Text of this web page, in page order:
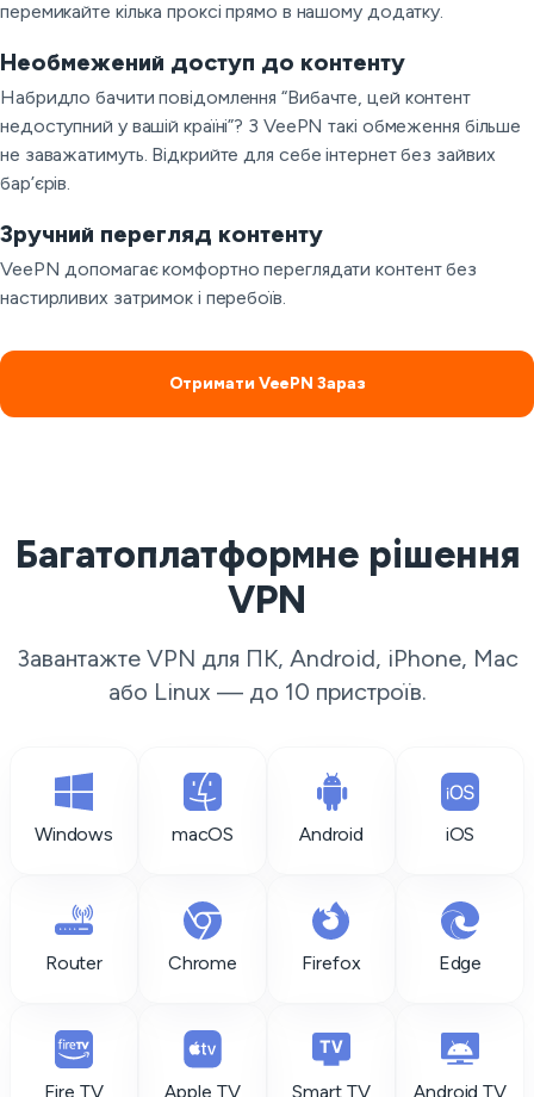
перемикайте кілька проксі прямо в нашому додатку.
Необмежений доступ до контенту
Набридло бачити повідомлення “Вибачте, цей контент
недоступний у вашій країні”? З VeePN такі обмеження більше
не заважатимуть. Відкрийте для себе інтернет без зайвих
бар’єрів.
Зручний перегляд контенту
VeePN допомагає комфортно переглядати контент без
настирливих затримок і перебоїв.
Отримати VeePN Зараз
Багатоплатформне рішення
VPN
Завантажте VPN для ПК, Android, iPhone, Mac
або Linux — до 10 пристроїв.
Windows macOS Android iOS
Router Chrome Firefox Edge
Fire TV Apple TV Smart TV Android TV